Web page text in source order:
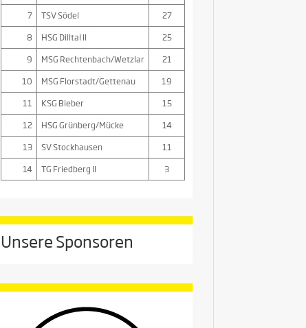
7
TSV Södel
27
8
HSG Dilltal II
25
9
MSG Rechtenbach/Wetzlar
21
10
MSG Florstadt/Gettenau
19
11
KSG Bieber
15
12
HSG Grünberg/Mücke
14
13
SV Stockhausen
11
14
TG Friedberg II 3
Unsere Sponsoren